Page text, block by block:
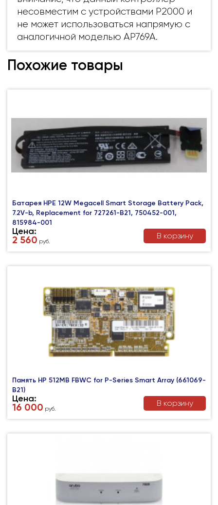
несовместим с устройствами P2000 и
не может использоваться напрямую с
аналогичной моделью AP769A.
Похожие товары
Батарея HPE 12W Megacell Smart Storage Battery Pack,
7.2V-b, Replacement for 727261-B21, 750452-001,
815984-001
Цена:
2 560 руб.
В корзину
Память HP 512MB FBWC for P-Series Smart Array (661069-
B21)
Цена:
16 000 руб.
В корзину